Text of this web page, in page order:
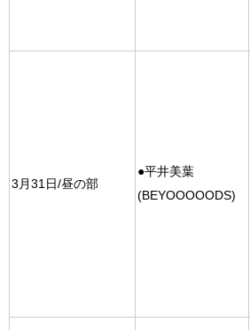
3月31日/昼の部
●平井美葉
(BEYOOOOODS)